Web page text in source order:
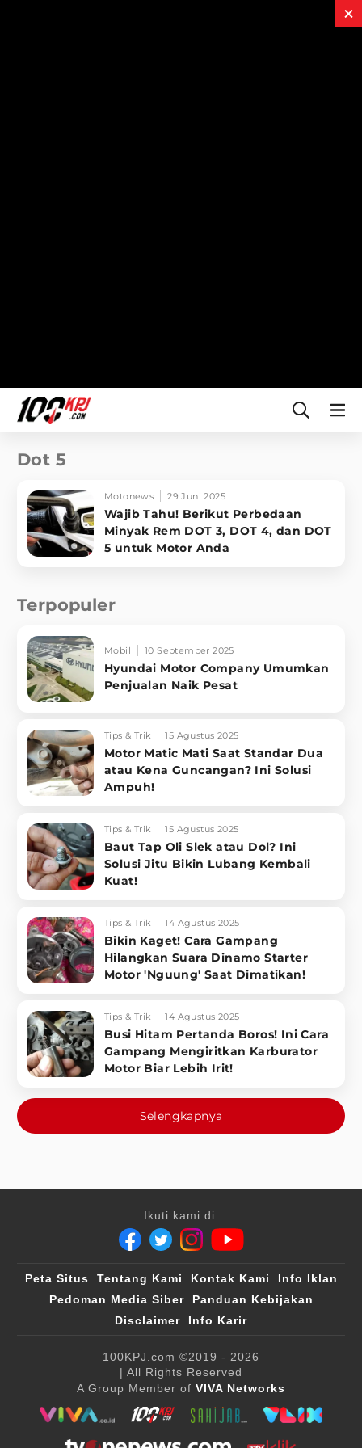
Dot 5
Motonews 29 Juni 2025
Wajib Tahu! Berikut Perbedaan
Minyak Rem DOT 3, DOT 4, dan DOT
5 untuk Motor Anda
Terpopuler
Mobil 10 September 2025
Hyundai Motor Company Umumkan
Penjualan Naik Pesat
Tips & Trik 15 Agustus 2025
Motor Matic Mati Saat Standar Dua
atau Kena Guncangan? Ini Solusi
Ampuh!
Tips & Trik 15 Agustus 2025
Baut Tap Oli Slek atau Dol? Ini
Solusi Jitu Bikin Lubang Kembali
Kuat!
Tips & Trik 14 Agustus 2025
Bikin Kaget! Cara Gampang
Hilangkan Suara Dinamo Starter
Motor 'Nguung' Saat Dimatikan!
Tips & Trik 14 Agustus 2025
Busi Hitam Pertanda Boros! Ini Cara
Gampang Mengiritkan Karburator
Motor Biar Lebih Irit!
Selengkapnya
Ikuti kami di:
Peta Situs Tentang Kami Kontak Kami
Info Iklan
Pedoman Media Siber
Panduan Kebijakan
Disclaimer
Info Karir
100KPJ.com ©2019 - 2026
| All Rights Reserved
A Group Member of VIVA Networks